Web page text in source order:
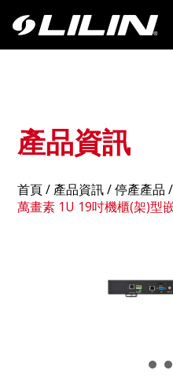
產品資訊
首頁/產品資訊/ 停產產品 /
萬畫素 1U 19吋機櫃(架)型